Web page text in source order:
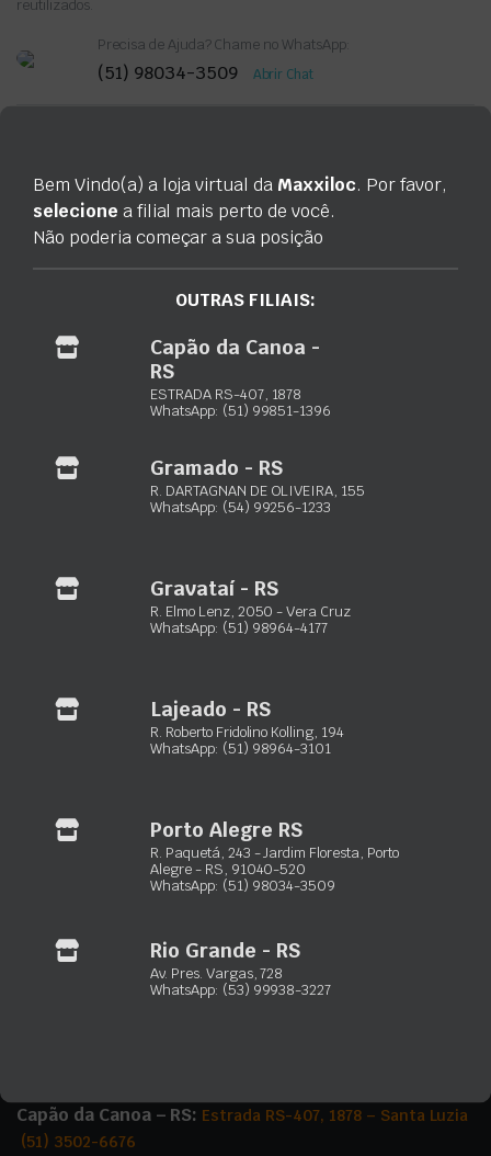
reutilizados.
Precisa de Ajuda? Chame no WhatsApp:
(51) 98034-3509 Abrir Chat
Avaliações
Não há avaliações ainda.
Apenas clientes conectados que compraram este
produto podem deixar uma avaliação.
Informação adicional Marca
Informação adicional
Marca
Porto Alegre – RS:Rua Paquetá, 243 – Jardim Floresta
(53) 3230-3723
Capão da Canoa – RS: Estrada RS-407, 1878 – Santa Luzia
(51) 3502-6676
Bem Vindo(a) a loja virtual da Maxxiloc. Por favor,
selecione a filial mais perto de você.
Não poderia começar a sua posição
OUTRAS FILIAIS:
Capão da Canoa -
RS
ESTRADA RS-407, 1878
WhatsApp: (51) 99851-1396
Gramado - RS
R. DARTAGNAN DE OLIVEIRA, 155
WhatsApp: (54) 99256-1233
Gravataí - RS
R. Elmo Lenz, 2050 - Vera Cruz
WhatsApp: (51) 98964-4177
Lajeado - RS
R. Roberto Fridolino Kolling, 194
WhatsApp: (51) 98964-3101
Porto Alegre RS
R. Paquetá, 243 - Jardim Floresta, Porto
Alegre - RS, 91040-520
WhatsApp: (51) 98034-3509
Rio Grande - RS
Av. Pres. Vargas, 728
WhatsApp: (53) 99938-3227